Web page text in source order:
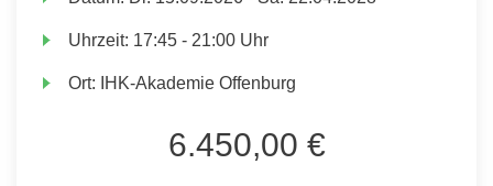
Uhrzeit: 17:45 - 21:00 Uhr
Ort: IHK-Akademie Offenburg
6.450,00 €